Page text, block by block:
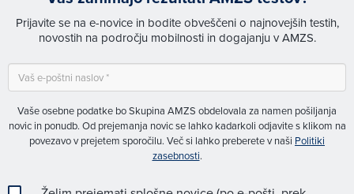
Prijavite se na e-novice in bodite obveščeni o najnovejših testih,
novostih na področju mobilnosti in dogajanju v AMZS.
Vaše osebne podatke bo Skupina AMZS obdelovala za namen pošiljanja
novic in ponudb. Od prejemanja novic se lahko kadarkoli odjavite s klikom na
povezavo v prejetem sporočilu. Več si lahko preberete v naši Politiki
zasebnosti.